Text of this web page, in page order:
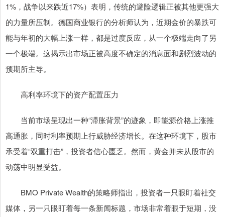
1%，战争以来跌近17%）表明，传统的避险逻辑正被其他更强大
的力量所压制。德国商业银行的分析师认为，近期金价的暴跌可
能与年初的大幅上涨一样，都是过度反应，从一个极端走向了另
一个极端。这揭示出市场正被高度不确定的消息面和剧烈波动的
预期所主导。
高利率环境下的资产配置压力
当前市场呈现出一种“滞胀背景”的迹象，即能源价格上涨推
高通胀，同时利率预期上行威胁经济增长。在这种环境下，股市
承受着“双重打击”，投资者信心匮乏。然而，黄金并未从股市的
动荡中明显受益。
BMO Private Wealth的策略师指出，投资者一只眼盯着社交
媒体，另一只眼盯着每一条新闻标题，市场非常着眼于短期，没